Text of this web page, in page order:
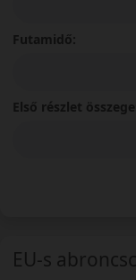
Futamidő:
Első részlet
EU-s